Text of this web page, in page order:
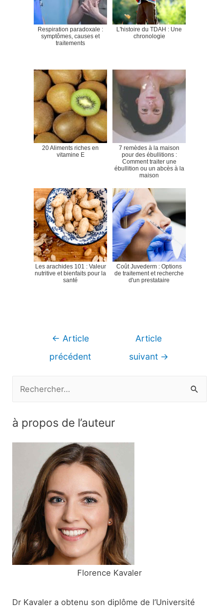
Respiration paradoxale :
symptômes, causes et
traitements
L'histoire du TDAH : Une
chronologie
20 Aliments riches en
vitamine E
7 remèdes à la maison
pour des ébullitions :
Comment traiter une
ébullition ou un abcès à la
maison
Les arachides 101 : Valeur
nutritive et bienfaits pour la
santé
Coût Juvederm : Options
de traitement et recherche
d'un prestataire
Navigation
← Article
précédent
Article
suivant →
h
:
à propos de l’auteur
Florence Kavaler
Dr Kavaler a obtenu son diplôme de l’Université